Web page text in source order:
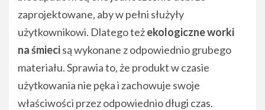
zaprojektowane, aby w pełni służyły
użytkownikowi. Dlatego teżekologiczne worki
na śmiecisą wykonane z odpowiednio grubego
materiału. Sprawia to, że produkt w czasie
użytkowania nie pęka i zachowuje swoje
właściwości przez odpowiednio długi czas.